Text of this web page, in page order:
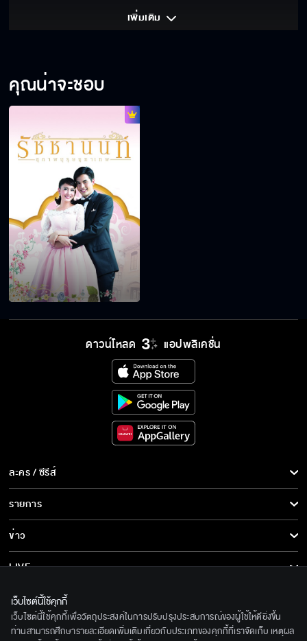
เพิ่มเติม
คุณน่าจะชอบ
ดาวน์โหลด แอปพลิเคชั่น
ละคร / ซีรีส์
ละคร/ซีรีส์
ซีรีส์นานาชาติ
การ์ตูน & เกม
รายการ
รายการทั้งหมด
ข่าว
ข่าวทั้งหมด
ข่าวประชาสัมพันธ์
LIVE
เกี่ยวกับเรา
BEC World
ติดตามเราได้ที่
เว็บไซต์นี้ใช้คุกกี้
เว็บไซต์นี้ใช้คุกกี้เพื่อวัตถุประสงค์ในการปรับปรุงประสบการณ์ของผู้ใช้ให้ดียิ่งขึ้น
ท่านสามารถศึกษารายละเอียดเพิ่มเติมเกี่ยวกับประเภทของคุกกี้ที่เราจัดเก็บ เหตุผล